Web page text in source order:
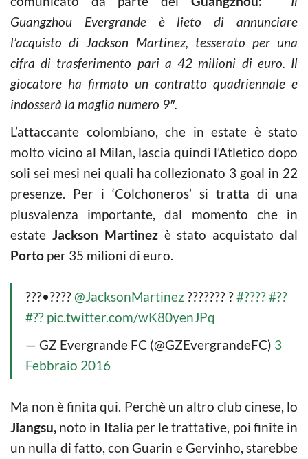
Guangzhou Evergrande è lieto di annunciare
l’acquisto di Jackson Martinez, tesserato per una
cifra di trasferimento pari a 42 milioni di euro. Il
giocatore ha firmato un contratto quadriennale e
indosserà la maglia numero 9″.
L’attaccante colombiano, che in estate è stato
molto vicino al Milan, lascia quindi l’Atletico dopo
soli sei mesi nei quali ha collezionato 3 goal in 22
presenze. Per i ‘Colchoneros’ si tratta di una
plusvalenza importante, dal momento che in
estate Jackson Martinezè stato acquistato dal
Porto per 35 milioni di euro.
???•????@JacksonMartinez ??????? ?#????#??
#?? pic.twitter.com/wK80yenJPq
— GZ Evergrande FC (@GZEvergrandeFC) 3
Febbraio 2016
Ma non è finita qui. Perchè un altro club cinese, lo
Jiangsu, noto in Italia per le trattative, poi finite in
un nulla di fatto, con Guarin e Gervinho, starebbe